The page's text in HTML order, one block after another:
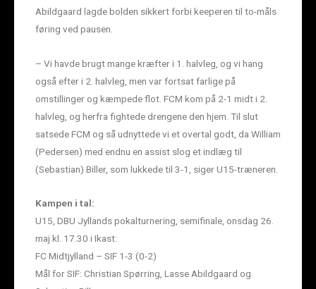
Abildgaard lagde bolden sikkert forbi keeperen til to-måls
føring ved pausen.
– Vi havde brugt mange kræfter i 1. halvleg, og vi hang
også efter i 2. halvleg, men var fortsat farlige på
omstillinger og kæmpede flot. FCM kom på 2-1 midt i 2.
halvleg, og herfra fightede drengene den hjem. Til slut
satsede FCM og så udnyttede vi et overtal godt, da William
(Pedersen) med endnu en assist slog et indlæg til
(Sebastian) Biller, som lukkede til 3-1, siger U15-træneren.
Kampen i tal:
U15, DBU Jyllands pokalturnering, semifinale, onsdag 26.
maj kl. 17.30 i Ikast:
FC Midtjylland – SIF 1-3 (0-2)
Mål for SIF: Christian Spørring, Lasse Abildgaard og